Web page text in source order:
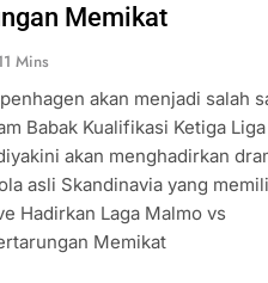
Memikat
Mins
akan menjadi salah
Babak Kualifikasi Ketiga Liga
akan menghadirkan
asli Skandinavia yang
Hadirkan Laga Malmo vs
Memikat